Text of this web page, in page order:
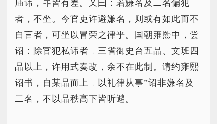
庙讳，罪皆有差。又曰：若嫌名及二名偏犯
者，不坐。今官吏许避嫌名，则或有如此而不
自言者，可坐以冒荣之律乎。国朝雍熙中，尝
诏：除官犯私讳者，三省御史台五品、文班四
品以上，许用式奏改，余不在此制。请约雍熙
诏书，自某品而上，以礼律从事”诏非嫌名及
二名，不以品秩高下皆听避。